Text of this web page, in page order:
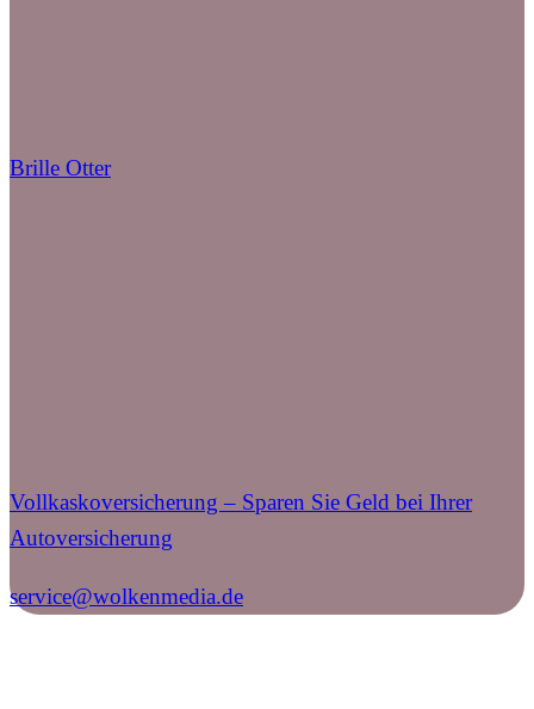
Brille Otter
Vollkaskoversicherung – Sparen Sie Geld bei Ihrer
Autoversicherung
service@wolkenmedia.de